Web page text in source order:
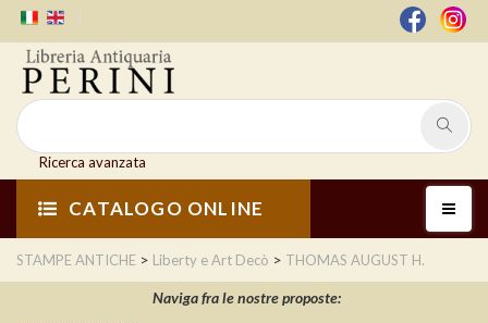
Ricerca avanzata
CATALOGO ONLINE
STAMPE ANTICHE > Liberty e Art Decò > THOMAS AUGUST H.
Naviga fra le nostre proposte: